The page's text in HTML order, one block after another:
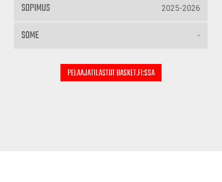
SOPIMUS 2025-2026
SOME -
PELAAJATILASTOT BASKET.FI:SSA